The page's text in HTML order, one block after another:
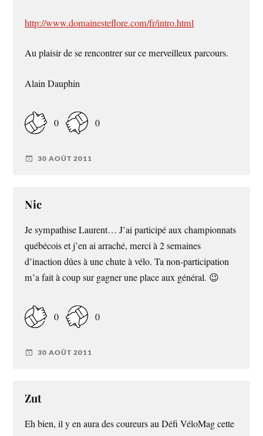
http://www.domainesteflore.com/fr/intro.html
Au plaisir de se rencontrer sur ce merveilleux parcours.
Alain Dauphin
0 0
30 AOÛT 2011
Nic
Je sympathise Laurent… J’ai participé aux championnats
québécois et j’en ai arraché, merci à 2 semaines
d’inaction dûes à une chute à vélo. Ta non-participation
m’a fait à coup sur gagner une place aux général. 😉
0 0
30 AOÛT 2011
Zut
Eh bien, il y en aura des coureurs au Défi VéloMag cette